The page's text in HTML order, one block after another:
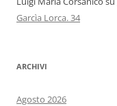
Garcìa Lorca. 34
ARCHIVI
Agosto 2026